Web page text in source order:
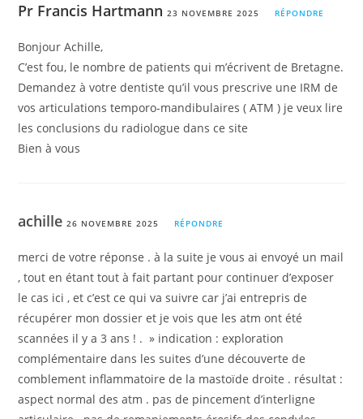
Pr Francis Hartmann 23 NOVEMBRE 2025 RÉPONDRE
Bonjour Achille,
C’est fou, le nombre de patients qui m’écrivent de Bretagne.
Demandez à votre dentiste qu’il vous prescrive une IRM de
vos articulations temporo-mandibulaires ( ATM ) je veux lire
les conclusions du radiologue dans ce site
Bien à vous
achille26 NOVEMBRE 2025 RÉPONDRE
merci de votre réponse . à la suite je vous ai envoyé un mail
, tout en étant tout à fait partant pour continuer d’exposer
le cas ici , et c’est ce qui va suivre car j’ai entrepris de
récupérer mon dossier et je vois que les atm ont été
scannées il y a 3 ans ! . » indication : exploration
complémentaire dans les suites d’une découverte de
comblement inflammatoire de la mastoïde droite . résultat :
aspect normal des atm . pas de pincement d’interligne